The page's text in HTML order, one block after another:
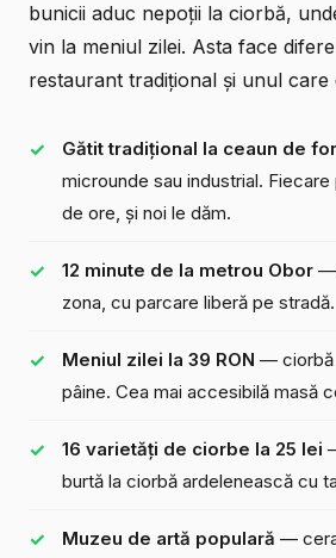
bunicii aduc nepoții la ciorbă,
vin la meniul zilei. Asta face
restaurant tradițional și unul care
Gătit tradițional la ceaun de
microunde sau industrial.
de ore, și noi le dăm.
12 minute de la metrou Obor —
zona, cu parcare liberă pe stradă.
Meniul zilei la 39 RON — ciorbă
pâine. Cea mai accesibilă masă
16 varietăți de ciorbe la 25 lei
burtă la ciorbă ardelenească cu
Muzeu de artă populară —